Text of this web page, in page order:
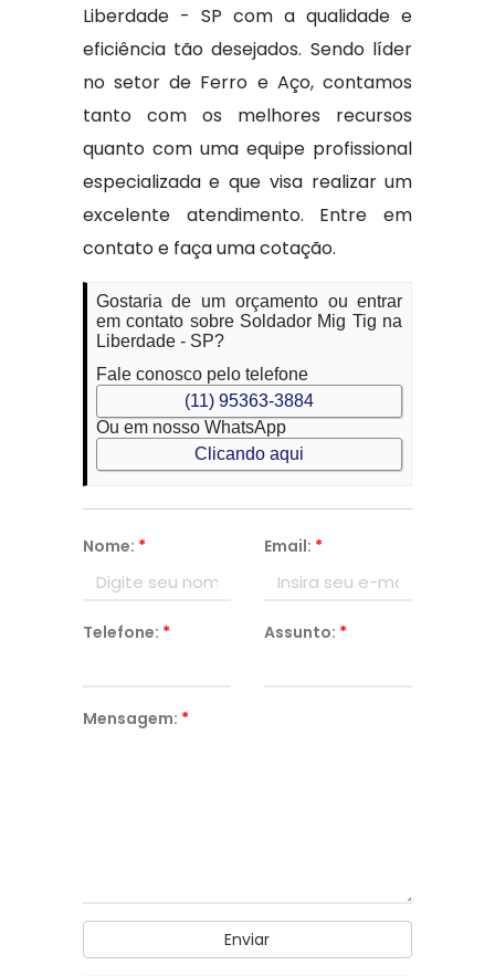
Liberdade - SP com a qualidade e
eficiência tão desejados. Sendo líder
no setor de Ferro e Aço, contamos
tanto com os melhores recursos
quanto com uma equipe profissional
especializada e que visa realizar um
excelente atendimento. Entre em
contato e faça uma cotação.
Gostaria de um orçamento ou entrar
em contato sobre Soldador Mig Tig na
Liberdade - SP?
Fale conosco pelo telefone
(11) 95363-3884
Ou em nosso WhatsApp
Clicando aqui
Nome: * Email: *
Telefone: * Assunto: *
Mensagem: *
Enviar